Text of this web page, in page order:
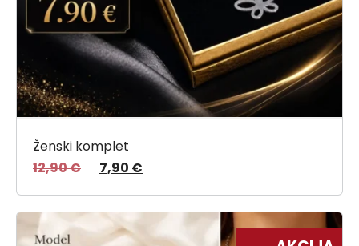
Ženski komplet
12,90€ 7,90 €